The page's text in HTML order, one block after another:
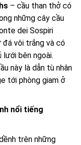
– cầu than thở có
những cây cầu
dei Sospiri
vôi trắng và có
bên ngoài.
này là dẫn tù nhân
tới phòng giam ở
nổi tiếng
trên những